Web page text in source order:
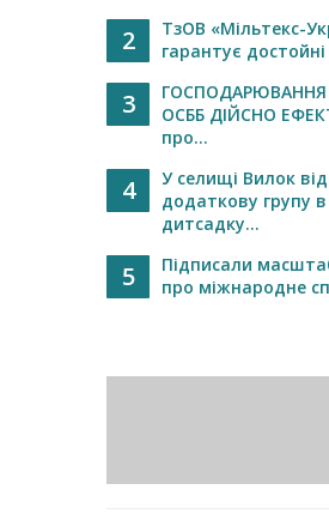
2
ТзОВ «Мільтекс-
гарантує
3
ОСББ ДІЙСНО
про...
4
У селищі Вилок
додаткову групу в
дитсадку...
5
Підписали
про міжнародне